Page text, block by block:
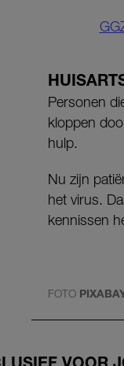
Personen
kloppen
hulp.
Nu zijn
het virus.
kennissen
FOTO